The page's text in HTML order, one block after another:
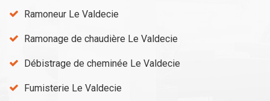
Ramoneur Le Valdecie
Ramonage de chaudière Le Valdecie
Débistrage de cheminée Le Valdecie
Fumisterie Le Valdecie